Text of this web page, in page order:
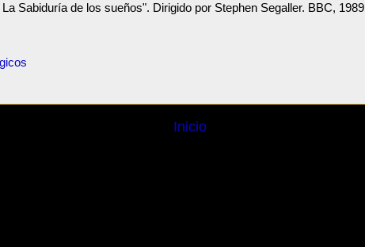
Sabiduría de los sueños". Dirigido por Stephen Segaller. BBC, 1989
Inicio